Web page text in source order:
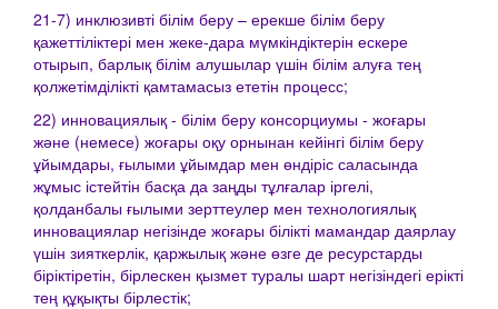
21-7) инклюзивті білім беру – ерекше білім беру
қажеттіліктері мен жеке-дара мүмкіндіктерін ескере
отырып, барлық білім алушылар үшін білім алуға тең
қолжетімділікті қамтамасыз ететін процесс;
22) инновациялық - білім беру консорциумы - жоғары
және (немесе) жоғары оқу орнынан кейінгі білім беру
ұйымдары, ғылыми ұйымдар мен өндіріс саласында
жұмыс істейтін басқа да заңды тұлғалар іргелі,
қолданбалы ғылыми зерттеулер мен технологиялық
инновациялар негізінде жоғары білікті мамандар даярлау
үшін зияткерлік, қаржылық және өзге де ресурстарды
біріктіретін, бірлескен қызмет туралы шарт негізіндегі ерікті
тең құқықты бірлестік;